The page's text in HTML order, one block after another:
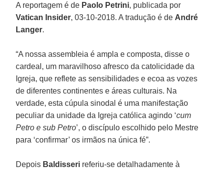
A reportagem é de Paolo Petrini, publicada por
Vatican Insider, 03-10-2018. A tradução é de André
Langer.
“A nossa assembleia é ampla e composta, disse o
cardeal, um maravilhoso afresco da catolicidade da
Igreja, que reflete as sensibilidades e ecoa as vozes
de diferentes continentes e áreas culturais. Na
verdade, esta cúpula sinodal é uma manifestação
peculiar da unidade da Igreja católica agindo ‘cum
Petro e sub Petro’, o discípulo escolhido pelo Mestre
para ‘confirmar’ os irmãos na única fé”.
Depois Baldisseri referiu-se detalhadamente à